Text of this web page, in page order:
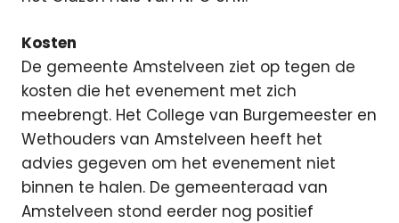
Kosten
De gemeente Amstelveen ziet op tegen de
kosten die het evenement met zich
meebrengt. Het College van Burgemeester en
Wethouders van Amstelveen heeft het
advies gegeven om het evenement niet
binnen te halen. De gemeenteraad van
Amstelveen stond eerder nog positief